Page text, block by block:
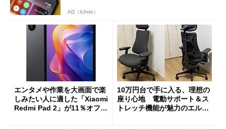
AD（IIJmio）
エンタメや作業を大画面で楽
しみたい人に適した「Xiaomi
Redmi Pad 2」が11％オフの
10万円台で手に入る、理想の
座り心地 電動サポート＆ス
トレッチ機能が魅力のエルゴ